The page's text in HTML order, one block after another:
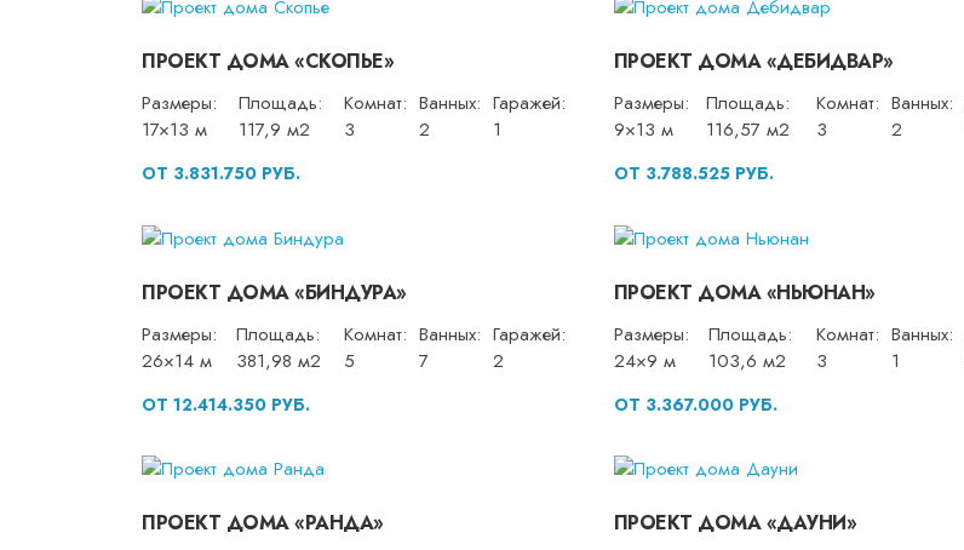
ПРОЕКТ ДОМА «СКОПЬЕ»
Размеры:
17×13 м
Площадь:
117,9 м2
Комнат:
3
Ванных:
2
Гаражей:
1
ОТ 3.831.750 РУБ.
ПРОЕКТ ДОМА «ДЕБИДВАР»
Размеры:
9×13 м
Площадь:
116,57 м2
Комнат:
3
Ванных:
2
ОТ 3.788.525 РУБ.
ПРОЕКТ ДОМА «БИНДУРА»
Размеры:
26×14 м
Площадь:
381,98 м2
Комнат:
5
Ванных:
7
Гаражей:
2
ОТ 12.414.350 РУБ.
ПРОЕКТ ДОМА «НЬЮНАН»
Размеры:
24×9 м
Площадь:
103,6 м2
Комнат:
3
Ванных:
1
ОТ 3.367.000 РУБ.
ПРОЕКТ ДОМА «РАНДА» ПРОЕКТ ДОМА «ДАУНИ»